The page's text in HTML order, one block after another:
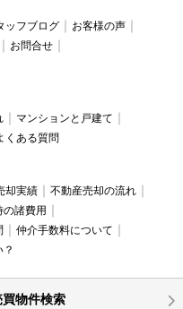
ッフブログ
お客様の声
お問合せ
マンションと戸建て
くある質問
却実績
不動産売却の流れ
の諸費用
仲介手数料について
買物件検索